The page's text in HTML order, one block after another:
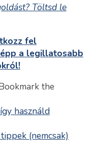
Töltsd le
fel
a legillatosabb
the
használd
(nemcsak)